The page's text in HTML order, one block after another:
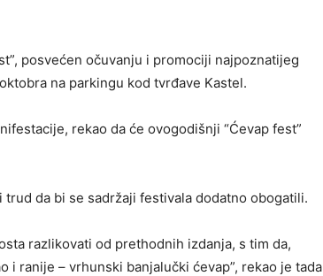
posvećen očuvanju i promociji najpoznatijeg
na parkingu kod tvrđave Kastel.
rekao da će ovogodišnji “Ćevap fest”
da bi se sadržaji festivala dodatno obogatili.
razlikovati od prethodnih izdanja, s tim da,
i ranije – vrhunski banjalučki ćevap”, rekao je tada